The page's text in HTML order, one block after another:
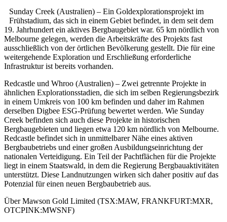
Sunday Creek (Australien) – Ein Goldexplorationsprojekt im
Frühstadium, das sich in einem Gebiet befindet, in dem seit dem
19. Jahrhundert ein aktives Bergbaugebiet war. 65 km nördlich von
Melbourne gelegen, werden die Arbeitskräfte des Projekts fast
ausschließlich von der örtlichen Bevölkerung gestellt. Die für eine
weitergehende Exploration und Erschließung erforderliche
Infrastruktur ist bereits vorhanden.
Redcastle und Whroo (Australien) – Zwei getrennte Projekte in
ähnlichen Explorationsstadien, die sich im selben Regierungsbezirk
in einem Umkreis von 100 km befinden und daher im Rahmen
derselben Digbee ESG-Prüfung bewertet werden. Wie Sunday
Creek befinden sich auch diese Projekte in historischen
Bergbaugebieten und liegen etwa 120 km nördlich von Melbourne.
Redcastle befindet sich in unmittelbarer Nähe eines aktiven
Bergbaubetriebs und einer großen Ausbildungseinrichtung der
nationalen Verteidigung. Ein Teil der Pachtflächen für die Projekte
liegt in einem Staatswald, in dem die Regierung Bergbauaktivitäten
unterstützt. Diese Landnutzungen wirken sich daher positiv auf das
Potenzial für einen neuen Bergbaubetrieb aus.
Über Mawson Gold Limited (TSX:MAW, FRANKFURT:MXR,
OTCPINK:MWSNF)